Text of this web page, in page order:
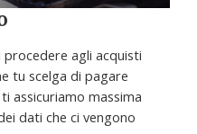
agli acquisti
tu scelga di pagare
assicuriamo massima
dati che ci vengono